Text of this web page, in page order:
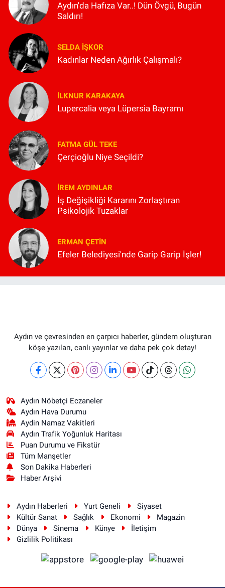
Aydın'da Hafıza Var..! Dün Övgü, Bugün
Saldırı!
SELDA İŞKOR
Kadınlar Neden Ağırlık Çalışmalı?
İLKNUR KARAKAYA
Lupercalia veya Lüpersia Bayramı
FATMA GÜL TEKE
Çerçioğlu Niye Seçildi?
İREM AYDINLAR
İş Değişikliği Kararını Zorlaştıran
Psikolojik Tuzaklar
ERMAN ÇETIN
Efeler Belediyesi'nde Garip Garip İşler!
Aydın ve çevresinden en çarpıcı haberler, gündem oluşturan
köşe yazıları, canlı yayınlar ve daha pek çok detay!
Aydın Nöbetçi Eczaneler
Aydın Hava Durumu
Aydin Namaz Vakitleri
Aydın Trafik Yoğunluk Haritası
Puan Durumu ve Fikstür
Tüm Manşetler
Son Dakika Haberleri
Haber Arşivi
Aydın Haberleri Yurt Geneli
Siyaset
Kültür Sanat
Sağlık Ekonomi
Magazin
Dünya
Sinema Künye
İletişim
Gizlilik Politikası